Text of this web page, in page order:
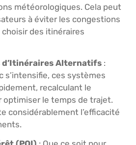
météorologiques. Cela peut
à éviter les congestions
des itinéraires
d’Itinéraires Alternatifs :
s’intensifie, ces systèmes
recalculant le
optimiser le temps de trajet.
considérablement l’efficacité